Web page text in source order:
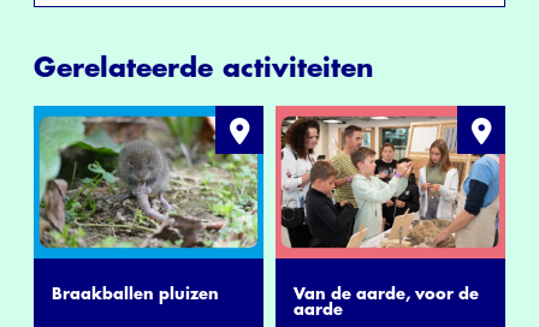
Gerelateerde activiteiten
Braakballen pluizen
Van de aarde, voor de
aarde